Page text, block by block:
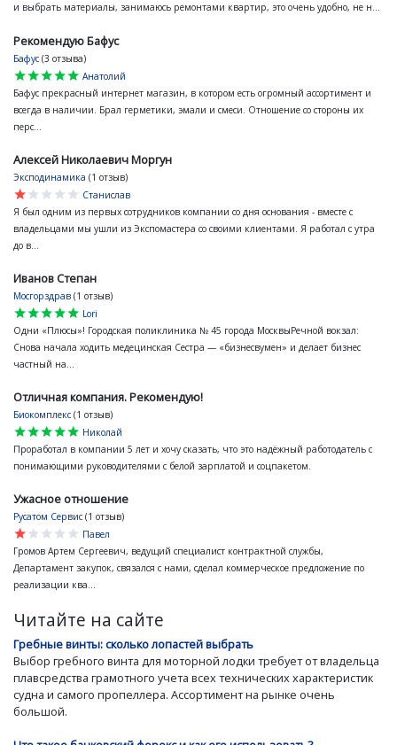
и выбрать материалы, занимаюсь ремонтами квартир, это очень удобно, не н...
Рекомендую Бафус
Бафус (3 отзыва)
star
star
star
star
star
Анатолий
Бафус прекрасный интернет магазин, в котором есть огромный ассортимент и
всегда в наличии. Брал герметики, эмали и смеси. Отношение со стороны их
перс...
Алексей Николаевич Моргун
Эксподинамика (1 отзыв)
star
star
star
star
star
Станислав
Я был одним из первых сотрудников компании со дня основания - вместе с
владельцами мы ушли из Экспомастера со своими клиентами. Я работал с утра
до в...
Иванов Степан
Мосгорздрав (1 отзыв)
star
star
star
star
star
Lori
Одни «Плюсы»! Городская поликлиника № 45 города МосквыРечной вокзал:
Снова начала ходить медецинская Сестра — «бизнесвумен» и делает бизнес
частный на...
Отличная компания. Рекомендую!
Биокомплекс (1 отзыв)
star
star
star
star
star
Николай
Проработал в компании 5 лет и хочу сказать, что это надёжный работодатель с
понимающими руководителями с белой зарплатой и соцпакетом.
Ужасное отношение
Русатом Сервис (1 отзыв)
star
star
star
star
star
Павел
Громов Артем Сергеевич, ведущий специалист контрактной службы,
Департамент закупок, связался с нами, сделал коммерческое предложение по
реализации ква...
Читайте на сайте
Гребные винты: сколько лопастей выбрать
Выбор гребного винта для моторной лодки требует от владельца
плавсредства грамотного учета всех технических характеристик
судна и самого пропеллера. Ассортимент на рынке очень
большой.